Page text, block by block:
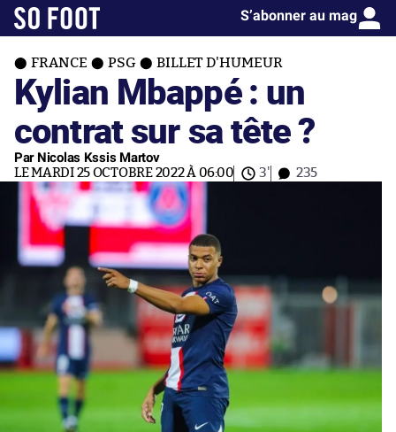
S’abonner au mag
FRANCE PSG BILLET D'HUMEUR
Kylian Mbappé : un
contrat sur sa tête ?
Par Nicolas Kssis Martov
LE MARDI 25 OCTOBRE 2022 À 06:00 3' 235